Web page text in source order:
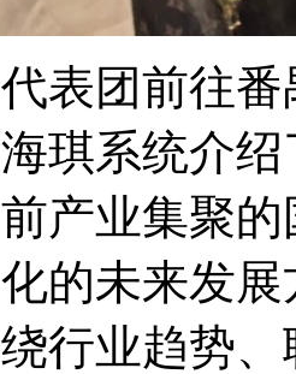
团前往番
琪系统介
产业集聚
的未来发
行业趋势